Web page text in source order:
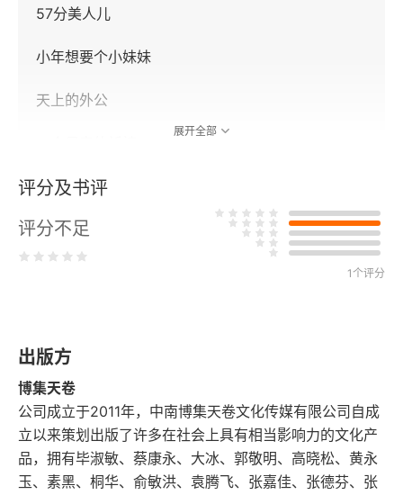
57分美人儿
小年想要个小妹妹
天上的外公
童子偈
下一次，还是要勇敢试试
我与你最深情的对望
把父母拽下神坛吧
母亲不能对孩子上瘾
第二章 我只能陪你到这里
展开全部
评分及书评
评分不足
1个评分
出版方
博集天卷
公司成立于2011年，中南博集天卷文化传媒有限公司自成
立以来策划出版了许多在社会上具有相当影响力的文化产
品，拥有毕淑敏、蔡康永、大冰、郭敬明、高晓松、黄永
玉、素黑、桐华、俞敏洪、袁腾飞、张嘉佳、张德芬、张